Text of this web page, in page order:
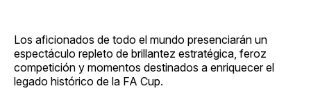
Los aficionados de todo el mundo presenciarán un
espectáculo repleto de brillantez estratégica, feroz
competición y momentos destinados a enriquecer el
legado histórico de la FA Cup.